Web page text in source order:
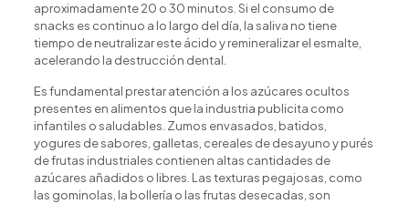
aproximadamente 20 o 30 minutos. Si el consumo de
snacks es continuo a lo largo del día, la saliva no tiene
tiempo de neutralizar este ácido y remineralizar el esmalte,
acelerando la destrucción dental.
Es fundamental prestar atención a los azúcares ocultos
presentes en alimentos que la industria publicita como
infantiles o saludables. Zumos envasados, batidos,
yogures de sabores, galletas, cereales de desayuno y purés
de frutas industriales contienen altas cantidades de
azúcares añadidos o libres. Las texturas pegajosas, como
las gominolas, la bollería o las frutas desecadas, son